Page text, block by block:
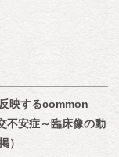
映するcommon
不安症～臨床像の動
）